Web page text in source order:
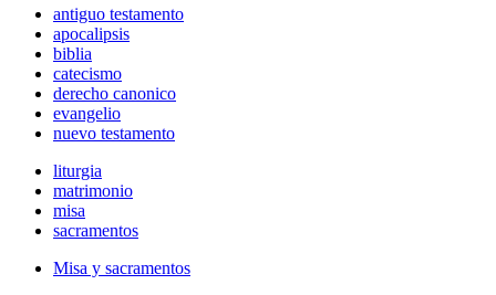
antiguo testamento
apocalipsis
biblia
catecismo
derecho canonico
evangelio
nuevo testamento
liturgia
matrimonio
misa
sacramentos
Misa y sacramentos